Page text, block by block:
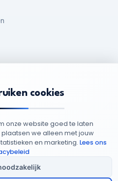
Opgericht 2025-: 95949852
Algemene
Cookie
cookies
onze website goed te laten
we alleen met jouw
en marketing. Lees ons